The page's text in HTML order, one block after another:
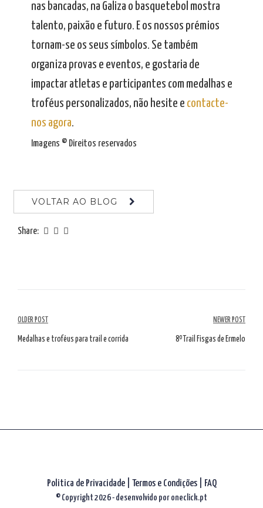
nas bancadas, na Galiza o basquetebol mostra
talento, paixão e futuro. E os nossos prémios
tornam-se os seus símbolos. Se também
organiza provas e eventos, e gostaria de
impactar atletas e participantes com medalhas e
troféus personalizados, não hesite e contacte-
nos agora.
Imagens © Direitos reservados
VOLTAR AO BLOG
Share:
Navegação
de
OLDER POST
Medalhas e troféus para trail e corrida
NEWER POST
8º Trail Fisgas de Ermelo
Politica de Privacidade| Termos e Condições FAQ
© Copyright 2026 - desenvolvido por oneclick.pt